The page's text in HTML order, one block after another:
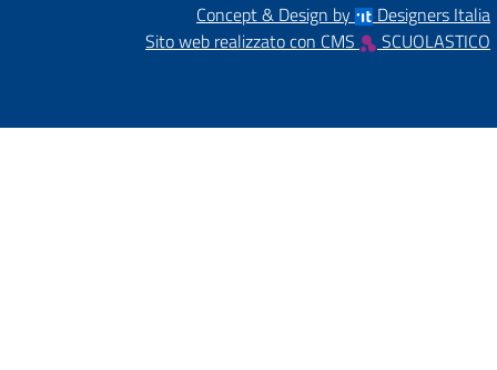
Concept & Design by
Designers Italia
Sito web realizzato con CMS
SCUOLASTICO